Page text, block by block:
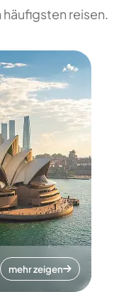
häufigsten reisen.
mehr zeigen